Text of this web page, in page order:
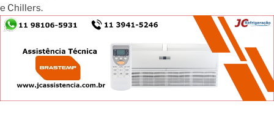
e Chillers.